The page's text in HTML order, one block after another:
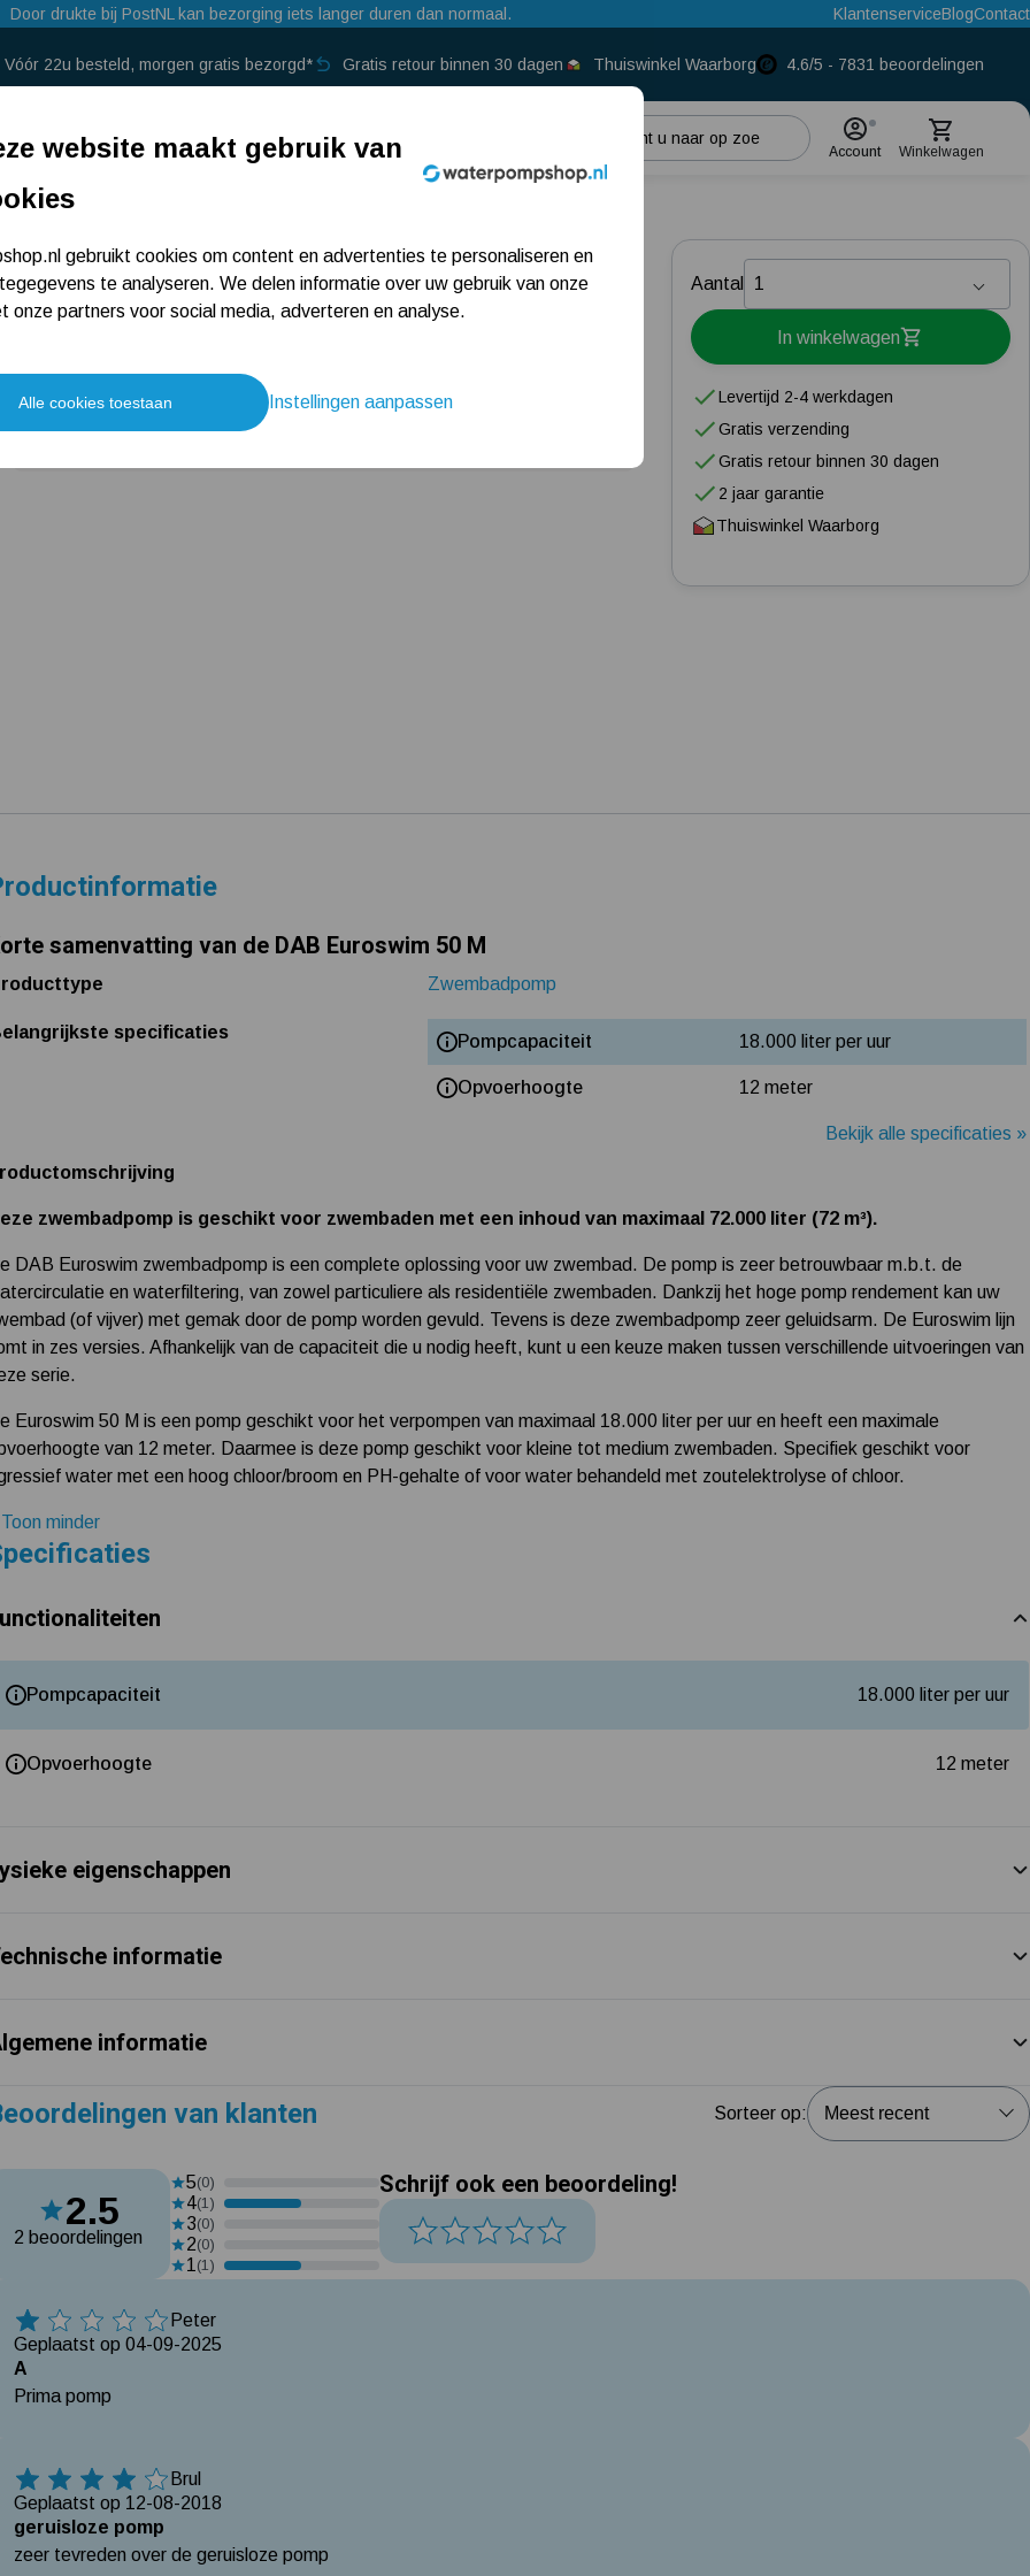
Door drukte bij PostNL kan bezorging iets langer duren dan normaal. KlantenserviceBlogContact
Vóór 22u besteld, morgen gratis bezorgd* Gratis retour binnen 30 dagen Thuiswinkel Waarborg 4.6/5 - 7831 beoordelingen
→
Beregeningspomp
Meest gelezen blogs
Tuin besproeien? Lees hier welke tuinpomp u nodig heeft
Installatie van een beregenings- / hydrofoorpomp
Account Winkelwagen
DAB Euroswim 50 M
499,-
Aantal
In winkelwagen
Levertijd 2-4 werkdagen
Gratis verzending
Gratis retour binnen 30 dagen
2 jaar garantie
Thuiswinkel Waarborg
samenvatting van de DAB Euroswim 50 M
Zwembadpomp
specificaties Pompcapaciteit 18.000 liter per uur
Opvoerhoogte 12 meter
Bekijk alle specificaties »
zwembadpomp is geschikt voor zwembaden met een inhoud van maximaal 72.000 liter (72 m³).
DAB Euroswim zwembadpomp is een complete oplossing voor uw zwembad. De pomp is zeer betrouwbaar m.b.t. de
en waterfiltering, van zowel particuliere als residentiële zwembaden. Dankzij het hoge pomp rendement kan uw
(of vijver) met gemak door de pomp worden gevuld. Tevens is deze zwembadpomp zeer geluidsarm. De Euroswim lijn
in zes versies. Afhankelijk van de capaciteit die u nodig heeft, kunt u een keuze maken tussen verschillende uitvoeringen van
serie.
Euroswim 50 M is een pomp geschikt voor het verpompen van maximaal 18.000 liter per uur en heeft een maximale
van 12 meter. Daarmee is deze pomp geschikt voor kleine tot medium zwembaden. Specifiek geschikt voor
water met een hoog chloor/broom en PH-gehalte of voor water behandeld met zoutelektrolyse of chloor.
minder
Pompcapaciteit 18.000 liter per uur
Opvoerhoogte 12 meter
eigenschappen
informatie
informatie
van klanten Sorteer op:
2.5
2 beoordelingen
5(0)
4(1)
3(0)
2(0)
1 (1)
Schrijf ook een beoordeling!
1 Ster
Peter
Geplaatst op 04-09-2025
A
Prima pomp
4 Sterren
Brul
Geplaatst op 12-08-2018
geruisloze pomp
zeer tevreden over de geruisloze pomp
website maakt gebruik van
gebruikt cookies om content en advertenties te personaliseren en
te analyseren. We delen informatie over uw gebruik van onze
onze partners voor social media, adverteren en analyse.
Alle cookies toestaan Instellingen aanpassen